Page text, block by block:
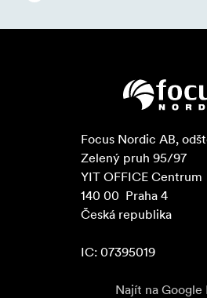
Focus Nordic AB,
Zelený pruh 95/97
YIT OFFICE Centrum
140 00  Praha 4
Česká republika
IC: 07395019
Najít na Google